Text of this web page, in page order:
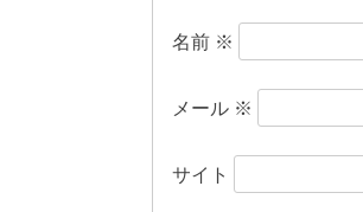
名前 ※
メール ※
サイト